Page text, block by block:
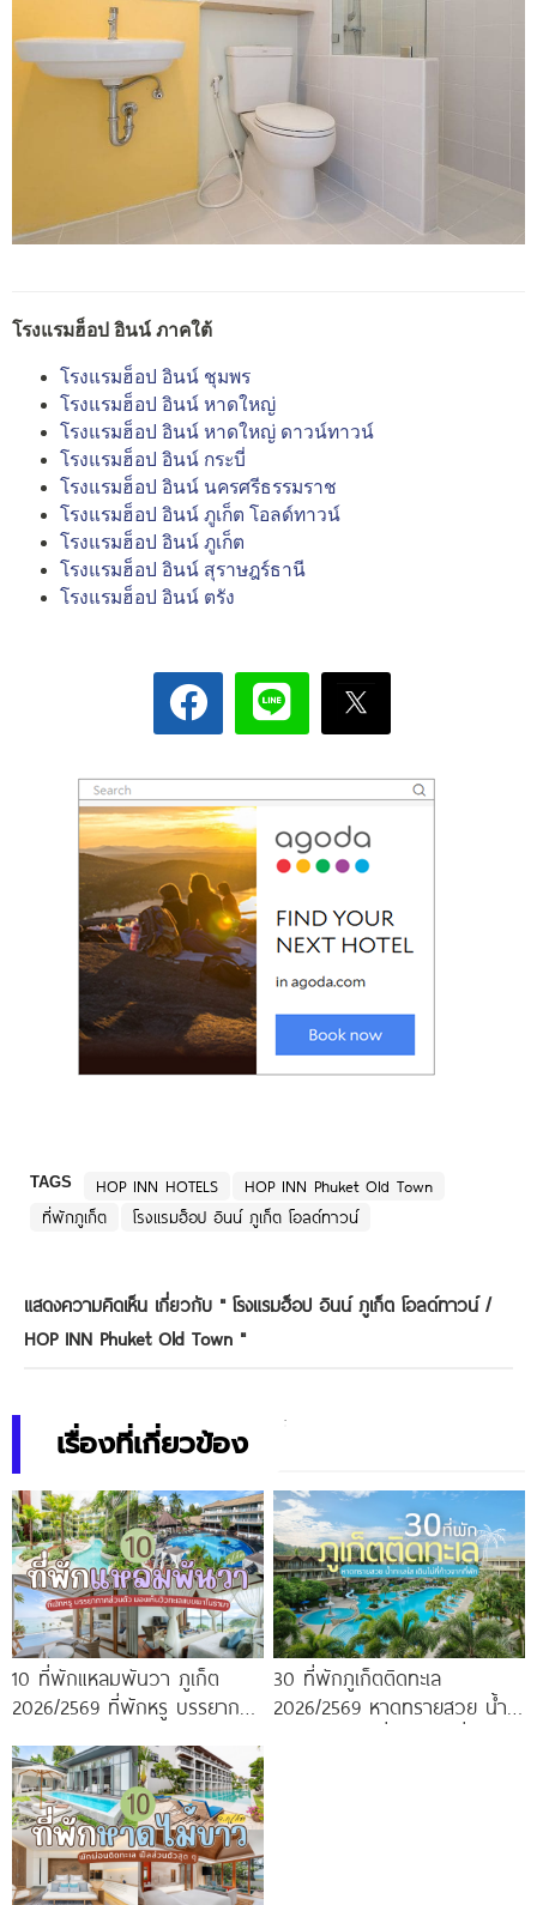
โรงแรมฮ็อป อินน์ ภาคใต้
โรงแรมฮ็อป อินน์ ชุมพร
โรงแรมฮ็อป อินน์ หาดใหญ่
โรงแรมฮ็อป อินน์ หาดใหญ่ ดาวน์ทาวน์
โรงแรมฮ็อป อินน์ กระบี่
โรงแรมฮ็อป อินน์ นครศรีธรรมราช
โรงแรมฮ็อป อินน์ ภูเก็ต โอลด์ทาวน์
โรงแรมฮ็อป อินน์ ภูเก็ต
โรงแรมฮ็อป อินน์ สุราษฎร์ธานี
โรงแรมฮ็อป อินน์ ตรัง
TAGS HOP INN HOTELS
HOP INN Phuket Old Town
ที่พักภูเก็ต
โรงแรมฮ็อป อินน์ ภูเก็ต โอลด์ทาวน์
แสดงความคิดเห็น เกี่ยวกับ " โรงแรมฮ็อป อินน์ ภูเก็ต โอลด์ทาวน์ /
HOP INN Phuket Old Town "
เรื่องที่เกี่ยวข้อง
10 ที่พักแหลมพันวา ภูเก็ต
2026/2569 ที่พักหรู บรรยากาศ
โนรามา
30 ที่พักภูเก็ตติดทะเล
2026/2569 หาดทรายสวย น้ำ